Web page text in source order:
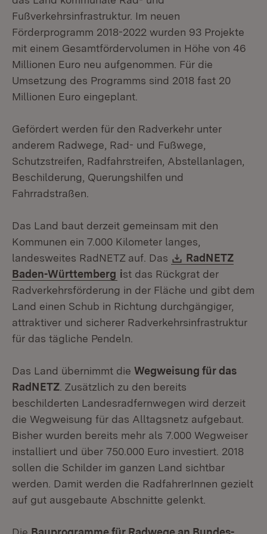
Fußverkehrsinfrastruktur. Im neuen
Förderprogramm 2018-2022 wurden 93 Projekte
mit einem Gesamtfördervolumen in Höhe von 46
Millionen Euro neu aufgenommen. Für die
Umsetzung des Programms sind 2018 fast 20
Millionen Euro eingeplant.
Gefördert werden für den Radverkehr unter
anderem Radwege, Rad- und Fußwege,
Schutzstreifen, Radfahrstreifen, Abstellanlagen,
Beschilderung, Querungshilfen und
Fahrradstraßen.
Das Land baut derzeit gemeinsam mit den
Kommunen ein 7.000 Kilometer langes,
landesweites RadNETZ auf. Das
Download:
RadNETZ
Baden-Württemberg (Öffnet in neuem Fenster)
ist das Rückgrat der
Radverkehrsförderung in der Fläche und gibt dem
Land einen Schub in Richtung durchgängiger,
attraktiver und sicherer Radverkehrsinfrastruktur
für das tägliche Pendeln.
Das Land übernimmt die Wegweisung für das
RadNETZ . Zusätzlich zu den bereits
beschilderten Landesradfernwegen wird derzeit
die Wegweisung für das Alltagsnetz aufgebaut.
Bisher wurden bereits mehr als 7.000 Wegweiser
installiert und über 750.000 Euro investiert. 2018
sollen die Schilder im ganzen Land sichtbar
werden. Damit werden die RadfahrerInnen gezielt
auf gut ausgebaute Abschnitte gelenkt.